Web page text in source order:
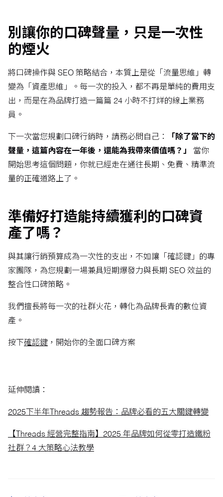
別讓你的口碑聲量，只是一次性
的煙火
將口碑操作與 SEO 策略結合，本質上是從「流量思維」轉
變為「資產思維」。每一次的投入，都不再是單純的費用支
出，而是在為品牌打造一篇篇 24 小時不打烊的線上業務
員。
下一次當您規劃口碑行銷時，請務必問自己：
「除了當下的
聲量，這篇內容在一年後，還能為我帶來價值嗎？」
當你
開始思考這個問題，你就已經走在通往長期、免費、精準流
量的正確道路上了。
準備好打造能持續獲利的口碑資
產了嗎？
與其讓行銷預算成為一次性的支出，不如讓「確認鍵」的專
家團隊，為您規劃一場兼具短期爆發力與長期 SEO 效益的
整合性口碑策略。
我們擅長將每一次的社群火花，轉化為品牌長青的數位資
產。
按下確認鍵 ，開始你的全面口碑方案
延伸閱讀：
2025下半年Threads 趨勢報告：品牌必看的五大關鍵轉變
【Threads 經營完整指南】2025 年品牌如何從零打造鐵粉
社群？4 大策略心法教學